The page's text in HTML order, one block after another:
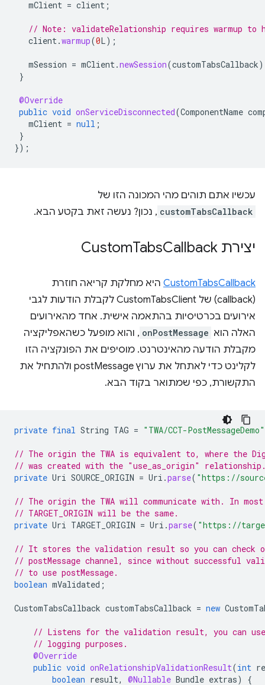
mClient = client ;
// Note: validateRelationship requires warmup to
client.warmup(0L);
mSession = mClient.newSession(customTabsCallback
}
@Override
public void onServiceDisconnected(ComponentName
mClient = null ;
}
});
עכשיו אתם תוהים מהי המכונה הזו של
customTabsCallback , נכון? נעשה זאת בקטע הבא.
יצירת Custom TabsCallback
CustomTabsCallback היא מחלקת קריאה חוזרת
(callback) של CustomTabsClient לקבלת הודעות לגבי
אירועים בכרטיסיות בהתאמה אישית. אחד מהאירועים
האלה הוא onPostMessage , והוא מופעל כשהאפליקציה
מקבלת הודעה מהאינטרנט. מוסיפים את הפונקציה הזו
לקלינט כדי לאתחל את ערוץ postMessage ולהתחיל את
התקשורת, כפי שמתואר בקוד הבא.
private final String TAG = "TWA/CCT-PostMessageDemo"
// The origin the TWA is equivalent to, where the
// was created with the "use_as_origin"
private Uri SOURCE_ORIGIN = Uri .parse( "https://
// The origin the TWA will communicate with. In most
// TARGET_ORIGIN will be the same.
private Uri TARGET_ORIGIN = Uri .parse( "https://
// It stores the validation result so you can check
// postMessage channel, since without successful
// to use postMessage.
boolean mValidated ;
CustomTabsCallback customTabsCallback = new
// Listens for the validation result, you can
// logging purposes.
@Override
public void onRelationshipValidationResult(int
boolean result, @Nullable Bundle extras)
{